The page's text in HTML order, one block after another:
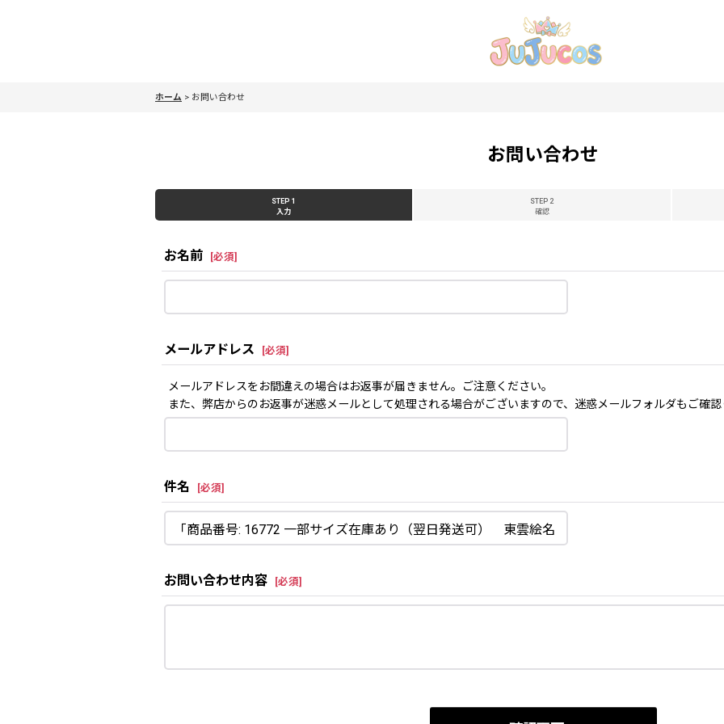
ホーム > お問い合わせ
お問い合わせ
STEP 1
入力
STEP 2
確認
お名前 [必須]
メールアドレス [必須]
メールアドレスをお間違えの場合はお返事が届きません。ご注意ください。
また、弊店からのお返事が迷惑メールとして処理される場合がございますので、迷惑メールフォルダもご確認
件名 [必須]
お問い合わせ内容 [必須]